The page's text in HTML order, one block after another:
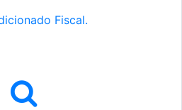
Fiscal.